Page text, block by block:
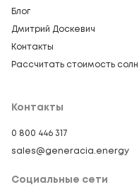
Блог
Дмитрий Доскевич
Контакты
Рассчитать стоимость
Контакты
0 800 446 317
sales@generacia.energy
Социальные сети